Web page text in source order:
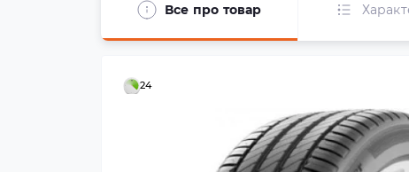
Все про товар
24